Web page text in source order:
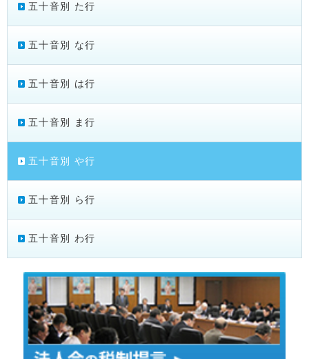
五十音別 た行
五十音別 な行
五十音別 は行
五十音別 ま行
五十音別 や行
五十音別 ら行
五十音別 わ行